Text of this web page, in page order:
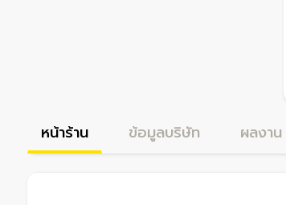
หน้าร้าน ข้อมูลบริษัท ผลงาน